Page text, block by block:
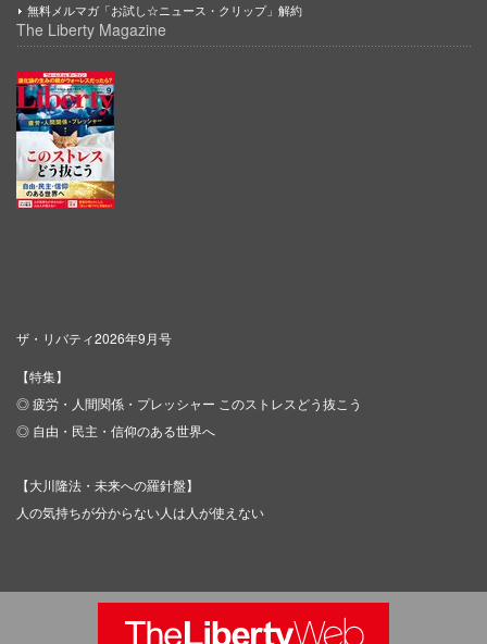
無料メルマガ「お試し☆ニュース・クリップ」解約
The Liberty Magazine
ザ・リバティ2026年9月号
【特集】
◎ 疲労・人間関係・プレッシャー このストレスどう抜こう
◎ 自由・民主・信仰のある世界へ
【大川隆法・未来への羅針盤】
人の気持ちが分からない人は人が使えない